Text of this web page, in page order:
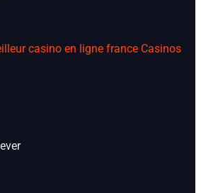
casino en ligne france Casinos